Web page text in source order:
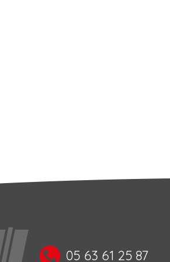
05 63 61 25 87